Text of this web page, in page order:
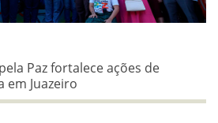
Paz fortalece ações de
em Juazeiro